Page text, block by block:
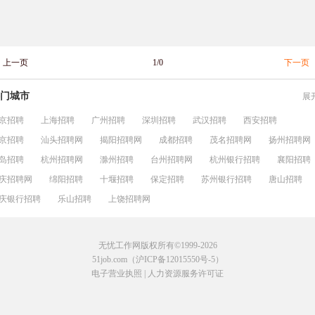
上一页 1/0 下一页
城市 展
招聘 上海招聘 广州招聘 深圳招聘 武汉招聘
西安招聘
招聘
汕头招聘网 揭阳招聘网 成都招聘 茂名招聘网
扬州招聘网
招聘
杭州招聘网 滁州招聘 台州招聘网 杭州银行招聘
襄阳招聘
招聘网
绵阳招聘 十堰招聘 保定招聘 苏州银行招聘
唐山招聘
银行招聘
乐山招聘 上饶招聘网
无忧工作网版权所有©1999-2026
51job.com（沪ICP备12015550号-5）
电子营业执照
人力资源服务许可证